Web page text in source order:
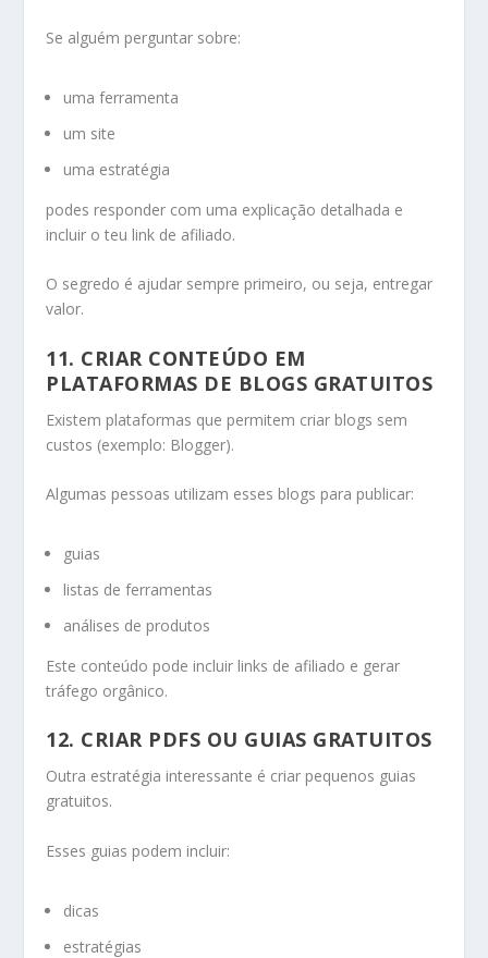
Se alguém perguntar sobre:
uma ferramenta
um site
uma estratégia
podes responder com uma explicação detalhada e
incluir o teu link de afiliado.
O segredo é ajudar sempre primeiro, ou seja, entregar
valor.
11. CRIAR CONTEÚDO EM
PLATAFORMAS DE BLOGS GRATUITOS
Existem plataformas que permitem criar blogs sem
custos (exemplo: Blogger).
Algumas pessoas utilizam esses blogs para publicar:
guias
listas de ferramentas
análises de produtos
Este conteúdo pode incluir links de afiliado e gerar
tráfego orgânico.
12. CRIAR PDFS OU GUIAS GRATUITOS
Outra estratégia interessante é criar pequenos guias
gratuitos.
Esses guias podem incluir:
dicas
estratégias